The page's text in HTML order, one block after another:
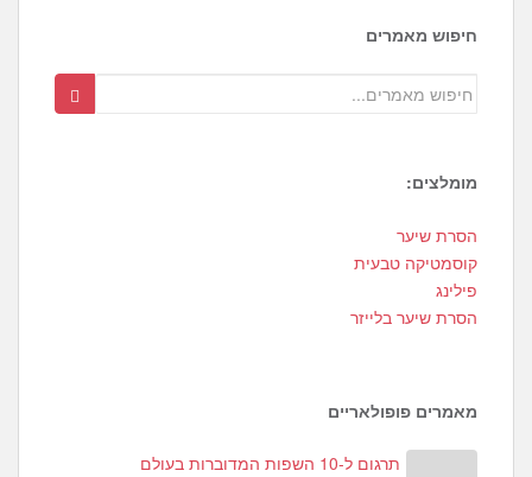
חיפוש מאמרים
מומלצים:
1
3
הסרת שיער
קוסמטיקה טבעית
פילינג
הסרת שיער בלייזר
מאמרים פופולאריים
תרגום ל-10 השפות המדוברות בעולם